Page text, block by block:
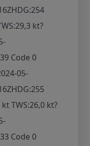
HDG:254
kt?
Code 0
05-
HDG:255
kt TWS:26,0 kt?
Code 0